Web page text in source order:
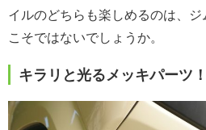
イルのどちらも楽しめるのは、
こそではないでしょうか。
キラリと光るメッキパーツ！